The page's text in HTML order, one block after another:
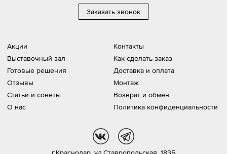
Акции
Выставочный зал
Готовые решения
Отзывы
Статьи и советы
О нас
Контакты
Как сделать заказ
Доставка и оплата
Монтаж
Возврат и обмен
Политика конфиденциальности
Заказать звонок
г.Краснодар, ул.Ставропольская, 183Б
vk